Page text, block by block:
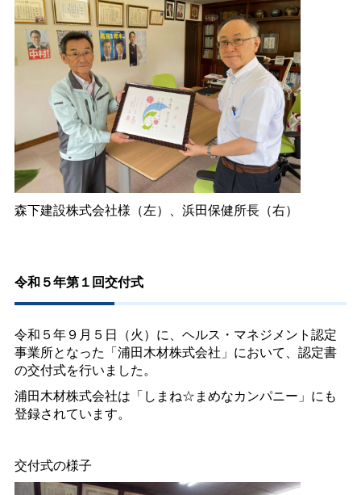
森下建設株式会社様（左）、浜田保健所長（右）
令和５年第１回交付式
令和５年９月５日（火）に、ヘルス・マネジメント認定
事業所となった「浦田木材株式会社」において、認定書
の交付式を行いました。
浦田木材株式会社は「しまね☆まめなカンパニー」にも
登録されています。
交付式の様子